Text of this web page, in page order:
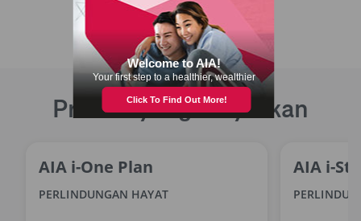
Produk yang Disyorkan
AIA i-One Plan
PERLINDUNGAN HAYAT
AIA i-